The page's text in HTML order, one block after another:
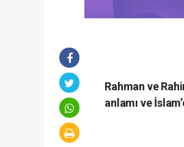
Rahman ve
anlamı ve